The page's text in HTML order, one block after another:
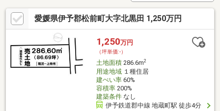
愛媛県伊予郡松前町大字北黒田 1,250万円
1,250万円
（坪単価:-）
土地面積286.6m2
用途地域１種住居
建ぺい率60%
容積率200%
建築条件なし
伊予鉄道郡中線 地蔵町駅 徒歩4分